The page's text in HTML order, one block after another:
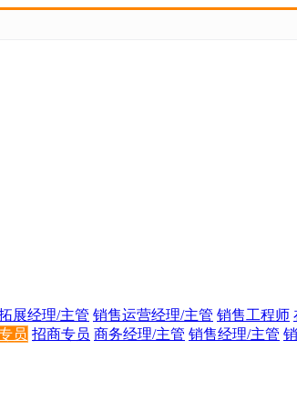
展经理/主管 销售运营经理/主管 销售工程师
员 招商专员 商务经理/主管 销售经理/主管